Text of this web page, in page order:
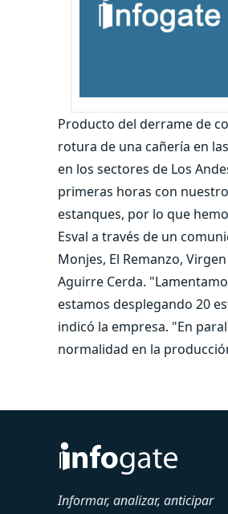
Producto del derrame de
rotura de una cañería en
en los sectores de Los
primeras horas con
estanques, por lo que
Esval a través de un
Monjes, El Remanzo,
Aguirre Cerda.
estamos desplegando 20
indicó la empresa. "En
normalidad en la
Informar, analizar, anticipar